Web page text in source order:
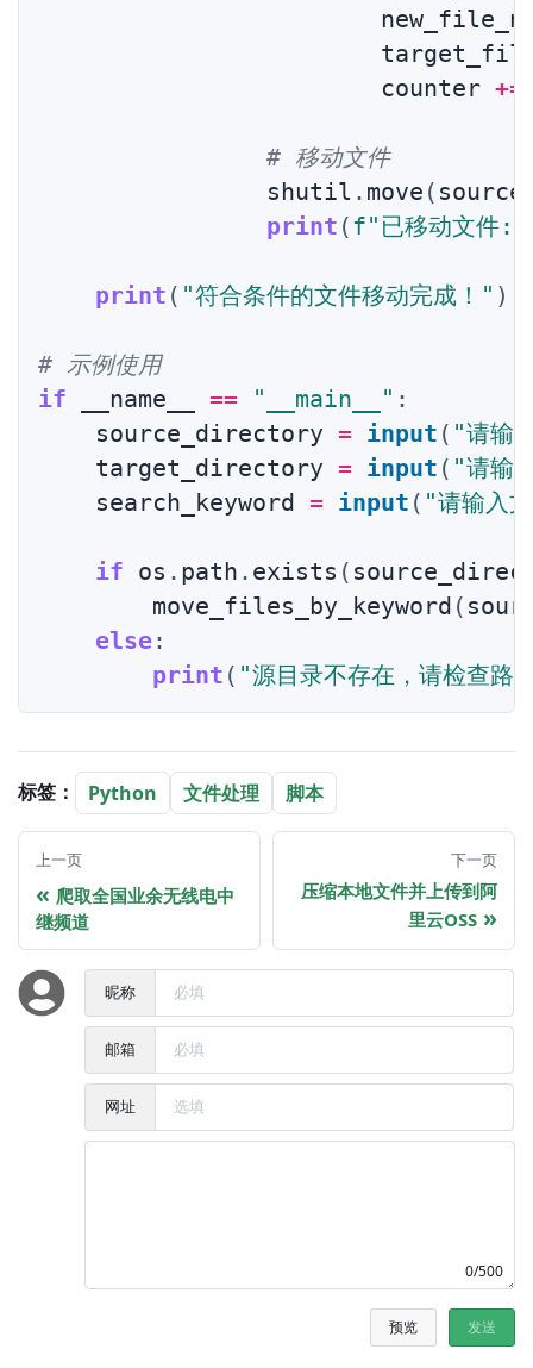
                        counter
+=
# 移动文件
                shutil
. move (
print ( f"已移动文件:
print ( "符合条件的文件移动完成！" )
# 示例使用
if __name__ == "__main__" :
    source_directory
= input ( "请输
    target_directory
= input ( "请输
    search_keyword
= input ( "请输入
if os . path . exists (
        move_files_by_keyword
(
else:
print ( "源目录不存在，请检查路
标签： Python 文件处理 脚本
上一页
爬取全国业余无线电中
继频道
下一页
压缩本地文件并上传到阿
里云OSS
昵称
邮箱
网址
0/500
预览 发送